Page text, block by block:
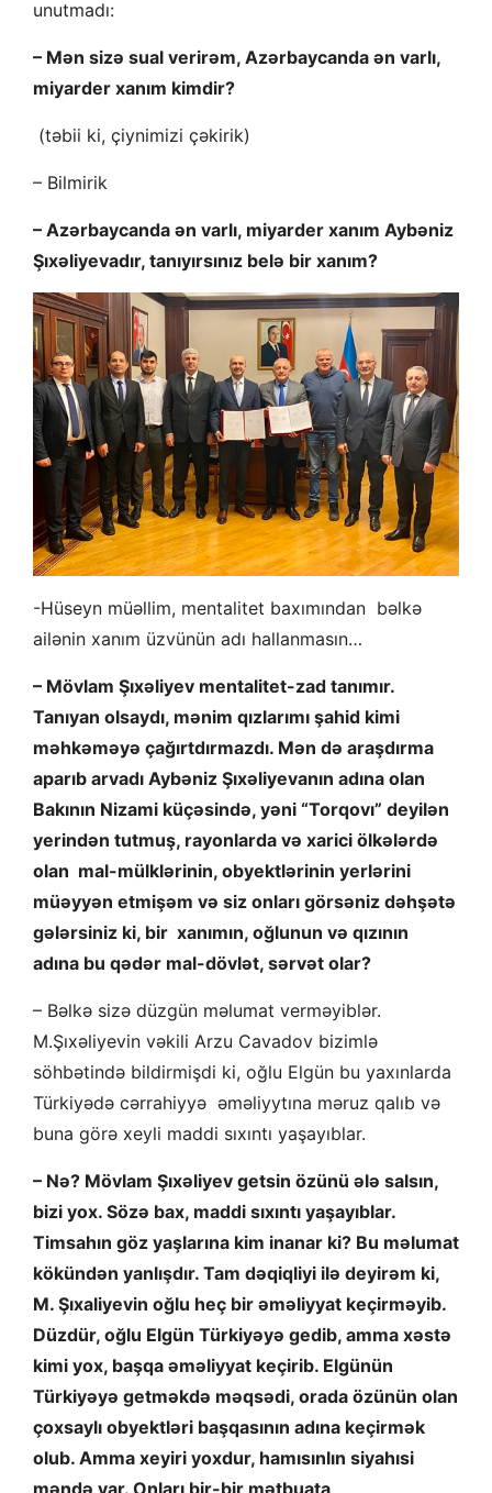
unutmadı:
– Mən sizə sual verirəm, Azərbaycanda ən varlı,
miyarder xanım kimdir?
(təbii ki, çiynimizi çəkirik)
– Bilmirik
– Azərbaycanda ən varlı, miyarder xanım Aybəniz
Şıxəliyevadır, tanıyırsınız belə bir xanım?
-Hüseyn müəllim, mentalitet baxımından bəlkə
ailənin xanım üzvünün adı hallanmasın…
– Mövlam Şıxəliyev mentalitet-zad tanımır.
Tanıyan olsaydı, mənim qızlarımı şahid kimi
məhkəməyə çağırtdırmazdı. Mən də araşdırma
aparıb arvadı Aybəniz Şıxəliyevanın adına olan
Bakının Nizami küçəsində, yəni “Torqovı” deyilən
yerindən tutmuş, rayonlarda və xarici ölkələrdə
olan mal-mülklərinin, obyektlərinin yerlərini
müəyyən etmişəm və siz onları görsəniz dəhşətə
gələrsiniz ki, bir xanımın, oğlunun və qızının
adına bu qədər mal-dövlət, sərvət olar?
– Bəlkə sizə düzgün məlumat verməyiblər.
M.Şıxəliyevin vəkili Arzu Cavadov bizimlə
söhbətində bildirmişdi ki, oğlu Elgün bu yaxınlarda
Türkiyədə cərrahiyyə əməliyytına məruz qalıb və
buna görə xeyli maddi sıxıntı yaşayıblar.
– Nə? Mövlam Şıxəliyev getsin özünü ələ salsın,
bizi yox. Sözə bax, maddi sıxıntı yaşayıblar.
Timsahın göz yaşlarına kim inanar ki? Bu məlumat
kökündən yanlışdır. Tam dəqiqliyi ilə deyirəm ki,
M. Şıxaliyevin oğlu heç bir əməliyyat keçirməyib.
Düzdür, oğlu Elgün Türkiyəyə gedib, amma xəstə
kimi yox, başqa əməliyyat keçirib. Elgünün
Türkiyəyə getməkdə məqsədi, orada özünün olan
çoxsaylı obyektləri başqasının adına keçirmək
olub. Amma xeyiri yoxdur, hamısınlın siyahısi
məndə var. Onları bir-bir mətbuata